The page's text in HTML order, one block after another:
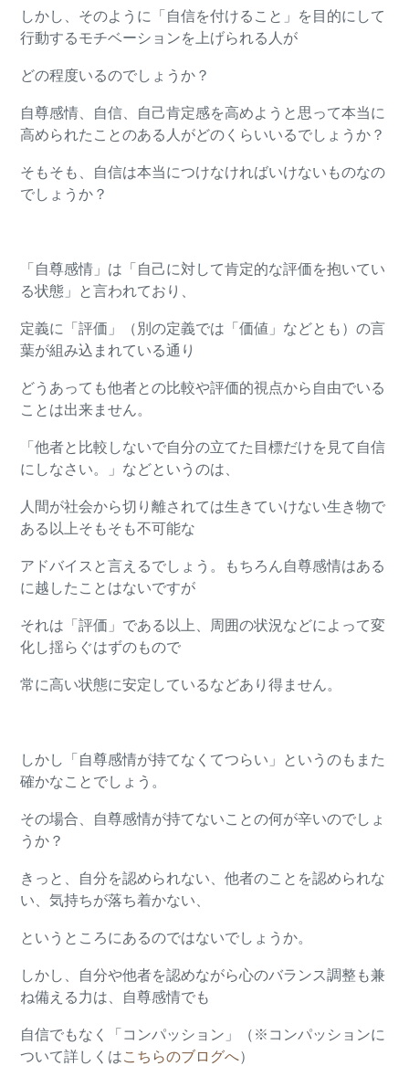
しかし、そのように「自信を付けること」を目的にして
行動するモチベーションを上げられる人が
どの程度いるのでしょうか？
自尊感情、自信、自己肯定感を高めようと思って本当に
高められたことのある人がどのくらいいるでしょうか？
そもそも、自信は本当につけなければいけないものなの
でしょうか？
「自尊感情」は「自己に対して肯定的な評価を抱いてい
る状態」と言われており、
定義に「評価」（別の定義では「価値」などとも）の言
葉が組み込まれている通り
どうあっても他者との比較や評価的視点から自由でいる
ことは出来ません。
「他者と比較しないで自分の立てた目標だけを見て自信
にしなさい。」などというのは、
人間が社会から切り離されては生きていけない生き物で
ある以上そもそも不可能な
アドバイスと言えるでしょう。もちろん自尊感情はある
に越したことはないですが
それは「評価」である以上、周囲の状況などによって変
化し揺らぐはずのもので
常に高い状態に安定しているなどあり得ません。
しかし「自尊感情が持てなくてつらい」というのもまた
確かなことでしょう。
その場合、自尊感情が持てないことの何が辛いのでしょ
うか？
きっと、自分を認められない、他者のことを認められな
い、気持ちが落ち着かない、
というところにあるのではないでしょうか。
しかし、自分や他者を認めながら心のバランス調整も兼
ね備える力は、自尊感情でも
自信でもなく「コンパッション」（※コンパッションに
ついて詳しくはこちらのブログへ）